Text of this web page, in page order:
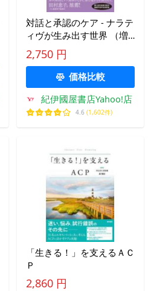
対話と承認のケア - ナラテ
ィヴが生み出す世界 （増
補版）
2,750 円
価格比較
紀伊國屋書店Yahoo!店
4.6 (1,602件)
「生きる！」を支えるＡＣ
Ｐ
2,860 円